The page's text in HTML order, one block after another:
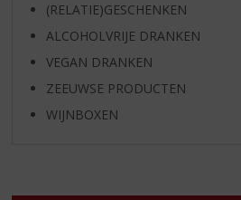
(RELATIE)GESCHENKEN
ALCOHOLVRIJE DRANKEN
VEGAN DRANKEN
ZEEUWSE PRODUCTEN
WIJNBOXEN